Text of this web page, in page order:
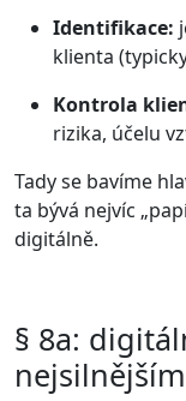
Identifikace:
klienta
Kontrola
rizika, účelu
Tady se bavíme
ta bývá nejvíc
digitálně.
§ 8a: